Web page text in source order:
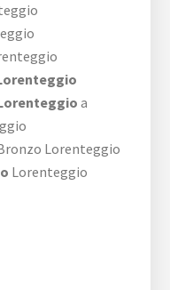
a
Lorenteggio
Lorenteggio